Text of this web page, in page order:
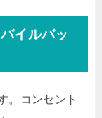
イルバッ
。コンセント